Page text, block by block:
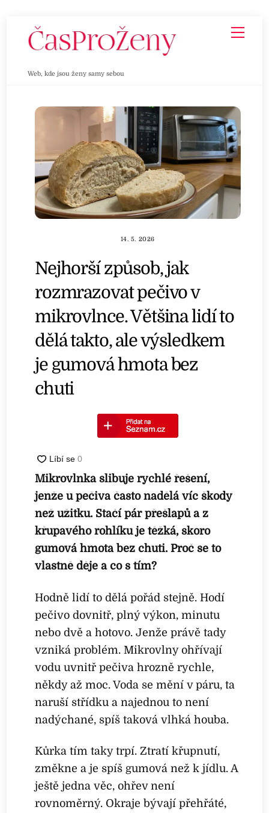
Web, kde jsou ženy samy sebou
14. 5. 2026
Nejhorší způsob, jak
rozmrazovat pečivo v
mikrovlnce. Většina lidí to
dělá takto, ale výsledkem
je gumová hmota bez
chuti
Mikrovlnka slibuje rychlé řešení,
jenže u pečiva často nadělá víc škody
než užitku. Stačí pár přešlapů a z
křupavého rohlíku je těžká, skoro
gumová hmota bez chuti. Proč se to
vlastně děje a co s tím?
Hodně lidí to dělá pořád stejně. Hodí
pečivo dovnitř, plný výkon, minutu
nebo dvě a hotovo. Jenže právě tady
vzniká problém. Mikrovlny ohřívají
vodu uvnitř pečiva hrozně rychle,
někdy až moc. Voda se mění v páru, ta
naruší střídku a najednou to není
nadýchané, spíš taková vlhká houba.
Kůrka tím taky trpí. Ztratí křupnutí,
změkne a je spíš gumová než k jídlu. A
ještě jedna věc, ohřev není
rovnoměrný. Okraje bývají přehřáté,